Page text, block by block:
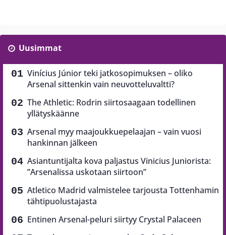
Uusimmat
Vinícius Júnior teki jatkosopimuksen – oliko
Arsenal sittenkin vain neuvotteluvaltti?
The Athletic: Rodrin siirtosaagaan todellinen
yllätyskäänne
Arsenal myy maajoukkuepelaajan – vain vuosi
hankinnan jälkeen
Asiantuntijalta kova paljastus Vinicius Juniorista:
”Arsenalissa uskotaan siirtoon”
Atletico Madrid valmistelee tarjousta Tottenhamin
tähtipuolustajasta
Entinen Arsenal-peluri siirtyy Crystal Palaceen